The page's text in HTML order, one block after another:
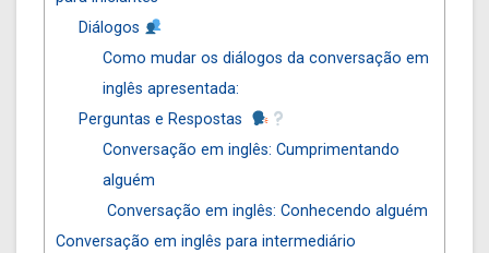
Diálogos
Como mudar os diálogos da conversação em
inglês apresentada:
Perguntas e Respostas
Conversação em inglês: Cumprimentando
alguém
Conversação em inglês: Conhecendo alguém
Conversação em inglês para intermediário